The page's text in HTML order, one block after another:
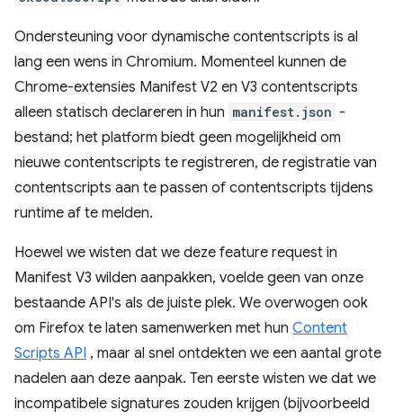
Ondersteuning voor dynamische contentscripts is al
lang een wens in Chromium. Momenteel kunnen de
Chrome-extensies Manifest V2 en V3 contentscripts
alleen statisch declareren in hun manifest.json -
bestand; het platform biedt geen mogelijkheid om
nieuwe contentscripts te registreren, de registratie van
contentscripts aan te passen of contentscripts tijdens
runtime af te melden.
Hoewel we wisten dat we deze feature request in
Manifest V3 wilden aanpakken, voelde geen van onze
bestaande API's als de juiste plek. We overwogen ook
om Firefox te laten samenwerken met hun Content
Scripts API , maar al snel ontdekten we een aantal grote
nadelen aan deze aanpak. Ten eerste wisten we dat we
incompatibele signatures zouden krijgen (bijvoorbeeld